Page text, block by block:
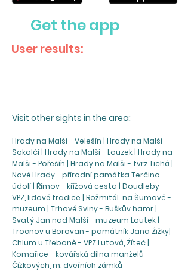
Get the app
User results:
Visit other sights in the area:
Hrady na Malši - Velešín | Hrady na Malši -
Sokolčí | Hrady na Malši - Louzek | Hrady na
Malši - Pořešín | Hrady na Malši - tvrz Tichá |
Nové Hrady - přírodní památka Terčino
údolí | Římov - křížová cesta | Doudleby -
VPZ, lidové tradice | Rožmitál na Šumavě -
muzeum | Trhové Sviny - Buškův hamr |
Svatý Jan nad Malší - muzeum Loutek |
Trocnov u Borovan - památník Jana Žižky|
Chlum u Třeboně - VPZ Lutová, Žíteč |
Komařice - kovářská dílna manželů
Čížkových, m. dveřních zámků